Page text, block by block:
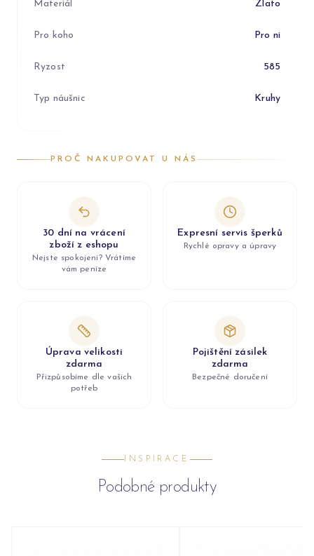
Materiál Zlato
Pro koho Pro ni
Ryzost 585
Typ náušnic Kruhy
PROČ NAKUPOVAT U NÁS
30 dní na vrácení
zboží z eshopu
Nejste spokojeni? Vrátíme
vám peníze
Expresní servis šperků
Rychlé opravy a úpravy
Úprava velikosti
zdarma
Přizpůsobíme dle vašich
potřeb
Pojištění zásilek
zdarma
Bezpečné doručení
INSPIRACE
Podobné produkty